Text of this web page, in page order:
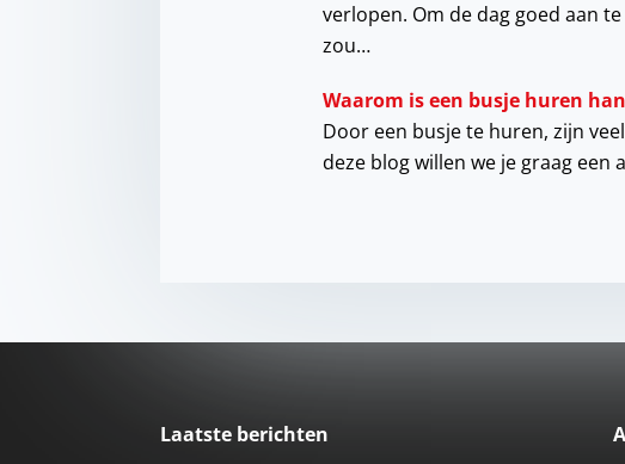
verlopen. Om de dag goed aan
zou…
Waarom is een busje huren
Door een busje te huren, zijn
deze blog willen we je graag
Laatste berichten